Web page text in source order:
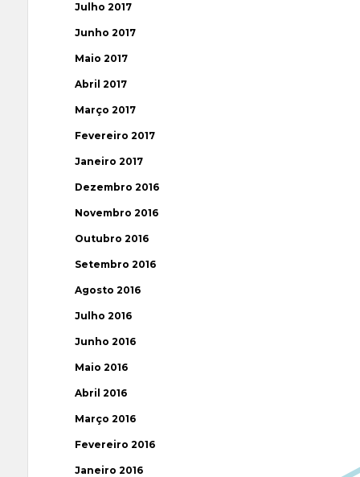
Julho 2017
Junho 2017
Maio 2017
Abril 2017
Março 2017
Fevereiro 2017
Janeiro 2017
Dezembro 2016
Novembro 2016
Outubro 2016
Setembro 2016
Agosto 2016
Julho 2016
Junho 2016
Maio 2016
Abril 2016
Março 2016
Fevereiro 2016
Janeiro 2016